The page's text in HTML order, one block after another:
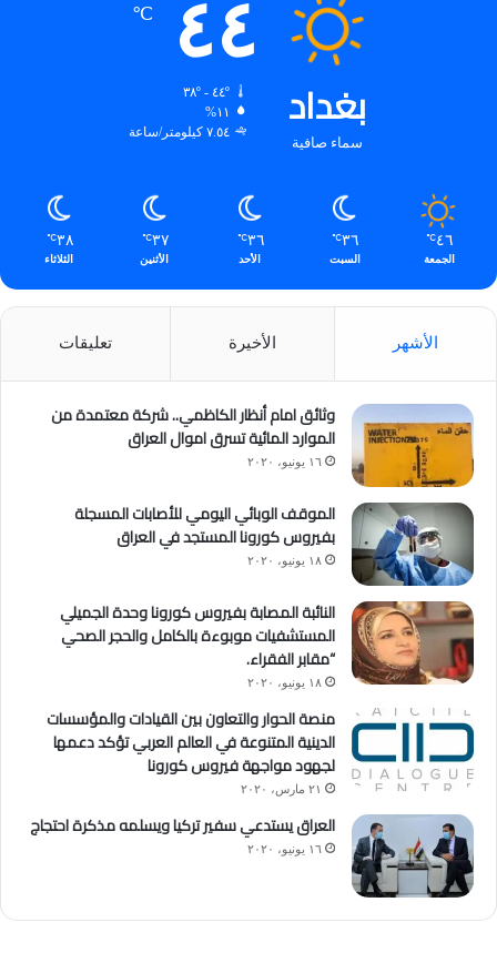
بغداد
سماء صافية
٤٤ ℃
٤٤º - ٣٨º
١١%
٧.٥٤ كيلومتر/ساعة
٤٦℃
الجمعة
٣٦℃
السبت
٣٦℃
الأحد
٣٧℃
الأثنين
٣٨℃
الثلاثاء
الأشهر الأخيرة تعليقات
وثائق امام أنظار الكاظمي.. شركة معتمدة من
الموارد المائية تسرق اموال العراق
١٦ يونيو، ٢٠٢٠
الموقف الوبائي اليومي للأصابات المسجلة
بفيروس كورونا المستجد في العراق
١٨ يونيو، ٢٠٢٠
النائبة المصابة بفيروس كورونا وحدة الجميلي
المستشفيات موبوءة بالكامل والحجر الصحي
“مقابر الفقراء.
١٨ يونيو، ٢٠٢٠
منصة الحوار والتعاون بين القيادات والمؤسسات
الدينية المتنوعة في العالم العربي تؤكد دعمها
لجهود مواجهة فيروس كورونا
٢١ مارس، ٢٠٢٠
العراق يستدعي سفير تركيا ويسلمه مذكرة احتجاج
١٦ يونيو، ٢٠٢٠